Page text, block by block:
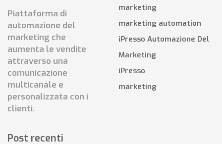
Piattaforma di
automazione del
marketing che
aumenta le vendite
attraverso una
comunicazione
multicanale e
personalizzata con i
clienti.
marketing
marketing automation
iPresso Automazione Del
Marketing
iPresso
marketing
Post recenti